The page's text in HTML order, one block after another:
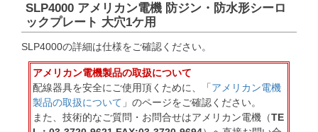
SLP4000 アメリカン電機 防ジン・防水形シーロ
ックプレート 大穴1ケ用
SLP4000の詳細は仕様をご確認ください。
アメリカン電機製品の取扱について
配線器具を安全にご使用頂くために、「アメリカン電機
製品の取扱について 」のページをご確認ください。
また、技術的なご質問・お問合せはアメリカン電機（TE